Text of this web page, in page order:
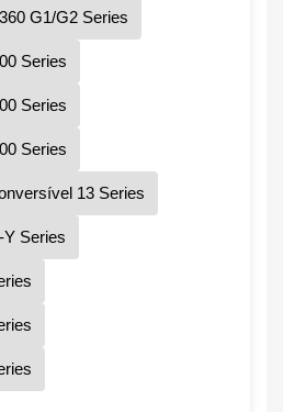
G1/G2 Series
Series
Series
Series
13 Series
Series